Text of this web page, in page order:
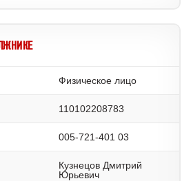
Физическое лицо
110102208783
005-721-401 03
Кузнецов Дмитрий
Юрьевич